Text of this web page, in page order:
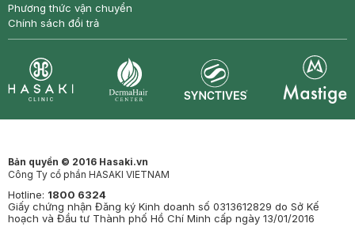
Phương thức vận chuyển
Chính sách đổi trả
Bản quyền © 2016 Hasaki.vn
Công Ty cổ phần HASAKI VIETNAM
Hotline: 1800 6324
Giấy chứng nhận Đăng ký Kinh doanh số 0313612829 do Sở Kế
hoạch và Đầu tư Thành phố Hồ Chí Minh cấp ngày 13/01/2016